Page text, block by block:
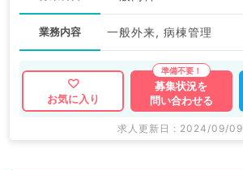
業務内容 一般外来, 病棟管理
お気に入り
募集状況を
問い合わせる
求人更新日 : 2024/09/09